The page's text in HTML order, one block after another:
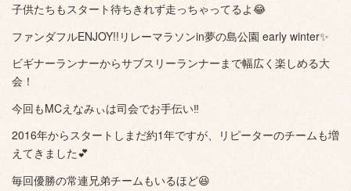
子供たちもスタート待ちきれず走っちゃってるよ😂
ファンダフルENJOY!!リレーマラソンin夢の島公園 early winter✨
ビギナーランナーからサブスリーランナーまで幅広く楽しめる大
会！
今回もMCえなみぃは司会でお手伝い‼️
2016年からスタートしまだ約1年ですが、リピーターのチームも増
えてきました💕
毎回優勝の常連兄弟チームもいるほど😆